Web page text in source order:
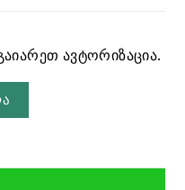
ავტორიზაცია.